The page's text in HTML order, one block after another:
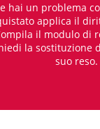
hai un problema
applica il
il modulo di
la sostituzione
suo reso.